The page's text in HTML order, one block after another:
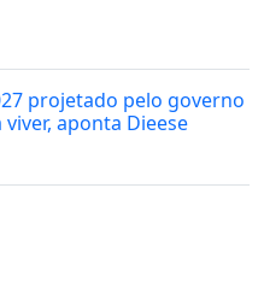
projetado pelo governo
aponta Dieese